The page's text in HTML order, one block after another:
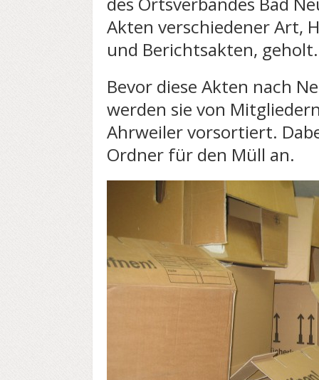
Akten verschiedener Art,
und Berichtsakten, geholt.
Bevor diese Akten nach
werden sie von
Ahrweiler vorsortiert.
Ordner für den Müll an.